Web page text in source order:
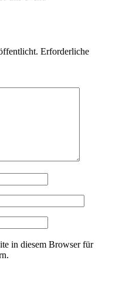
Erforderliche
in diesem Browser für